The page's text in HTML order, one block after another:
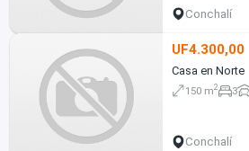
Conchalí
UF4.300,00
Casa en Norte
150 m2 3
Conchalí